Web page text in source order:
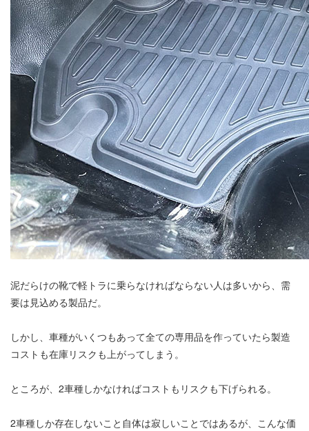
泥だらけの靴で軽トラに乗らなければならない人は多いから、需
要は見込める製品だ。
しかし、車種がいくつもあって全ての専用品を作っていたら製造
コストも在庫リスクも上がってしまう。
ところが、2車種しかなければコストもリスクも下げられる。
2車種しか存在しないこと自体は寂しいことではあるが、こんな価